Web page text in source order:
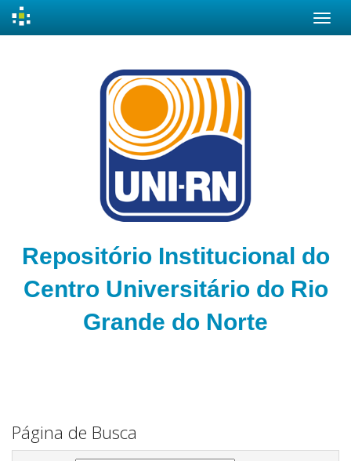
Repositório Institucional do
Centro Universitário do Rio
Grande do Norte
Página de Busca